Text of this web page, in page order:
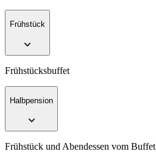
Frühstück
Frühstücksbuffet
Halbpension
Frühstück und Abendessen vom Buffet